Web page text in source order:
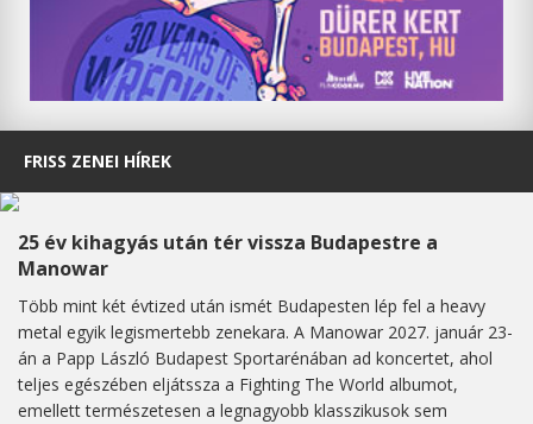
FRISS ZENEI HÍREK
25 év kihagyás után tér vissza Budapestre a
Manowar
Több mint két évtized után ismét Budapesten lép fel a heavy
metal egyik legismertebb zenekara. A Manowar 2027. január 23-
án a Papp László Budapest Sportarénában ad koncertet, ahol
teljes egészében eljátssza a Fighting The World albumot,
emellett természetesen a legnagyobb klasszikusok sem